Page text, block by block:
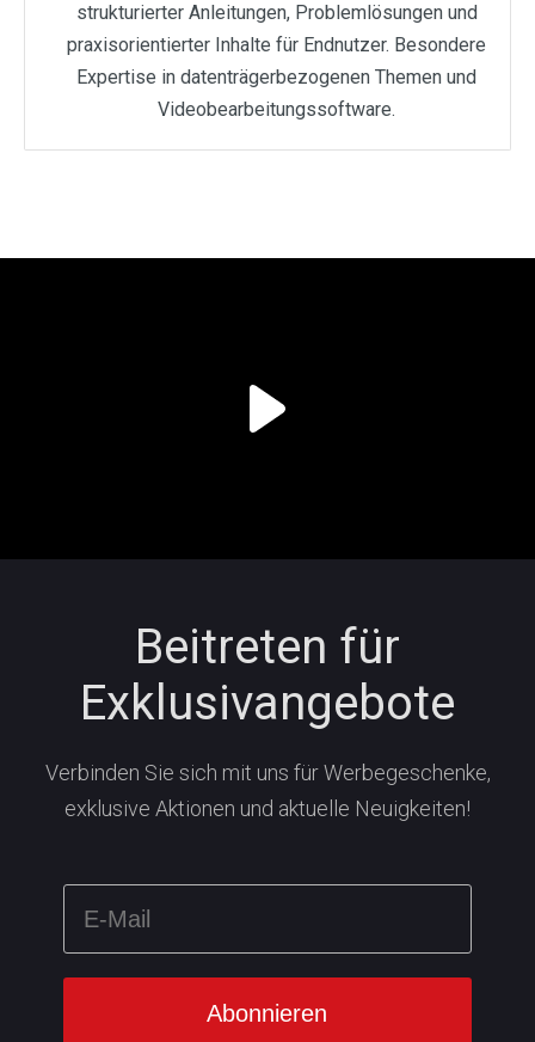
strukturierter Anleitungen, Problemlösungen und
praxisorientierter Inhalte für Endnutzer. Besondere
Expertise in datenträgerbezogenen Themen und
Videobearbeitungssoftware.
Beitreten für
Exklusivangebote
Verbinden Sie sich mit uns für Werbegeschenke,
exklusive Aktionen und aktuelle Neuigkeiten!